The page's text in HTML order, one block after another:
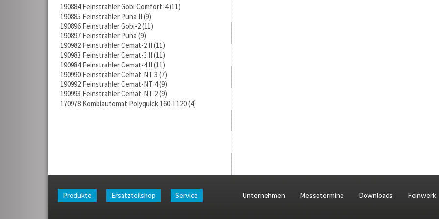
190884 Feinstrahler Gobi Comfort-4 11
190885 Feinstrahler Puna II 9
190896 Feinstrahler Gobi-2 11
190897 Feinstrahler Puna 9
190982 Feinstrahler Cemat-2 II 11
190983 Feinstrahler Cemat-3 II 11
190984 Feinstrahler Cemat-4 II 11
190990 Feinstrahler Cemat-NT 3 7
190992 Feinstrahler Cemat-NT 4 9
190993 Feinstrahler Cemat-NT 2 9
170978 Kombiautomat Polyquick 160-T120 4
Produkte Ersatzteilshop Service Unternehmen Messetermine Downloads Feinwerk